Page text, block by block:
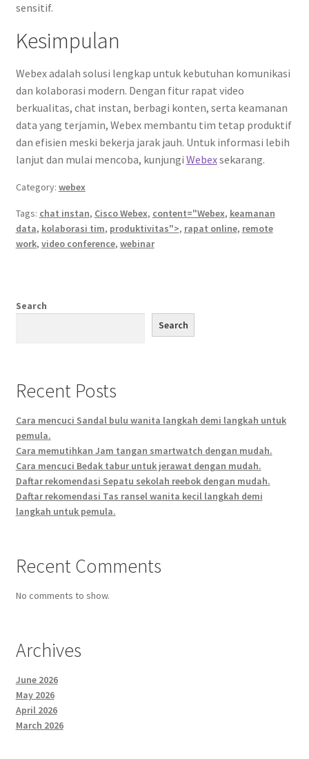
sensitif.
Kesimpulan
Webex adalah solusi lengkap untuk kebutuhan komunikasi
dan kolaborasi modern. Dengan fitur rapat video
berkualitas, chat instan, berbagi konten, serta keamanan
data yang terjamin, Webex membantu tim tetap produktif
dan efisien meski bekerja jarak jauh. Untuk informasi lebih
lanjut dan mulai mencoba, kunjungi Webexsekarang.
Category: webex
Tags: chat instan, Cisco Webex, content="Webex, keamanan
data, kolaborasi tim, produktivitas">, rapat online, remote
work, video conference, webinar
Search
Search
Recent Posts
Cara mencuci Sandal bulu wanita langkah demi langkah untuk
pemula.
Cara memutihkan Jam tangan smartwatch dengan mudah.
Cara mencuci Bedak tabur untuk jerawat dengan mudah.
Daftar rekomendasi Sepatu sekolah reebok dengan mudah.
Daftar rekomendasi Tas ransel wanita kecil langkah demi
langkah untuk pemula.
Recent Comments
No comments to show.
Archives
June 2026
May 2026
April 2026
March 2026